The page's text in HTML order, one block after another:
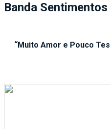
Banda
“Muito Amor e Pouco